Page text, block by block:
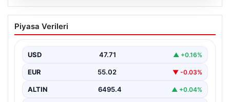
06.08.2026
Rapçi Keskin’in Klip Çekimindeki Silah
Kullanımı Nedeniyle Gözaltı
adıyla bilinen rap müzik sanatçısı Yüşa Keskin, klip…
Piyasa Verileri
USD 47.71 ▲ +0.16%
EUR 55.02 ▼ -0.03%
ALTIN 6495.4 ▲ +0.04%